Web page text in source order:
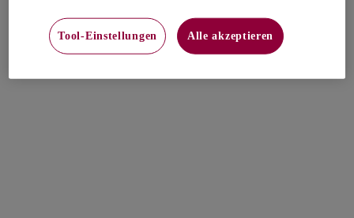
Tool-Einstellungen Alle akzeptieren